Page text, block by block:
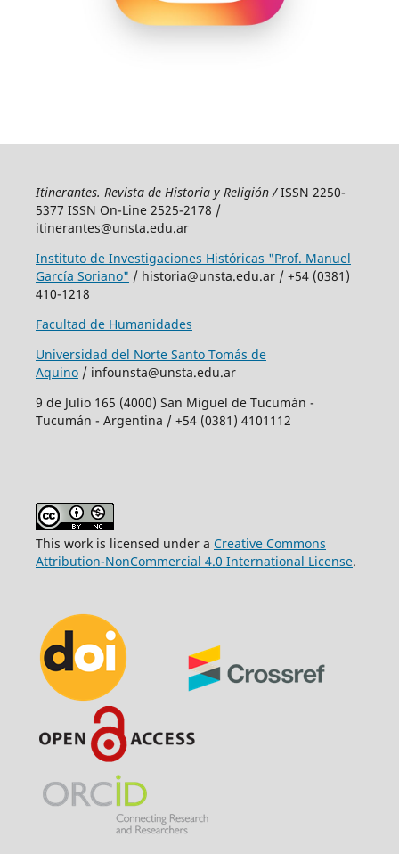
Itinerantes. Revista de Historia y Religión /ISSN 2250-
5377 ISSN On-Line 2525-2178 /
itinerantes@unsta.edu.ar
Instituto de Investigaciones Históricas "Prof. Manuel
García Soriano" / historia@unsta.edu.ar / +54 (0381)
410-1218
Facultad de Humanidades
Universidad del Norte Santo Tomás de
Aquino/ infounsta@unsta.edu.ar
9 de Julio 165 (4000) San Miguel de Tucumán -
Tucumán - Argentina / +54 (0381) 4101112
This work is licensed under a Creative Commons
Attribution-NonCommercial 4.0 International License.